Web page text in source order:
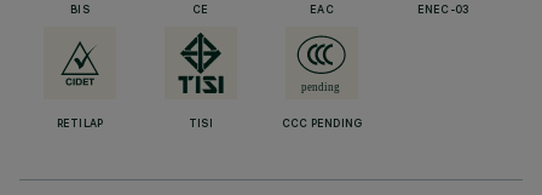
BIS CE EAC ENEC-03
RETILAP TISI CCC PENDING